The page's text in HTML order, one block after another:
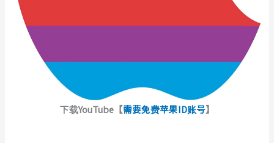
下载YouTube【需要免费苹果ID账号】